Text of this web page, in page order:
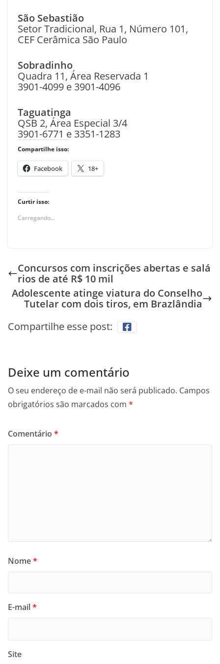
São Sebastião
Setor Tradicional, Rua 1, Número 101,
CEF Cerâmica São Paulo
Sobradinho
Quadra 11, Área Reservada 1
3901-4099 e 3901-4096
Taguatinga
QSB 2, Área Especial 3/4
3901-6771 e 3351-1283
Compartilhe isso:
Facebook 18+
Curtir isso:
Carregando...
Concursos com inscrições abertas e salá
rios de até R$ 10 mil
Adolescente atinge viatura do Conselho
Tutelar com dois tiros, em Brazlândia
Compartilhe esse post:
Deixe um comentário
O seu endereço de e-mail não será publicado. Campos
obrigatórios são marcados com *
Comentário *
Nome*
E-mail*
Site